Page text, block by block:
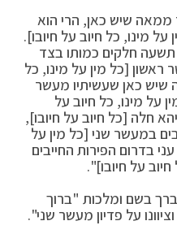
ממאה שיש כאן, הרי הוא
מינו, כל חיוב על חיובו].
חלקים כמותו בצד
ראשון [כל מין על מינו, כל
שיש כאן שעשיתיו מעשר
על מינו, כל חיוב על
חלה [כל חיוב על חיובו],
במעשר שני [כל מין על
בדרום הפירות החייבים
על חיובו]".
בשם ומלכות "ברוך
על פדיון מעשר שני".